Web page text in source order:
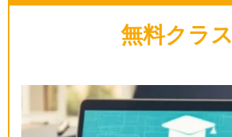
無料クラス